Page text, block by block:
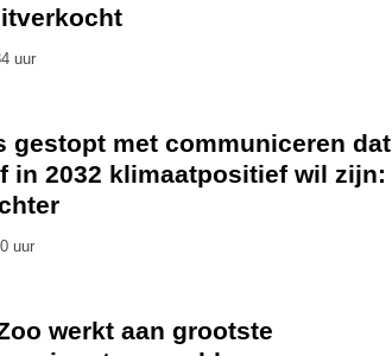
uur
gestopt met communiceren dat
in 2032 klimaatpositief wil zijn:
uur
werkt aan grootste